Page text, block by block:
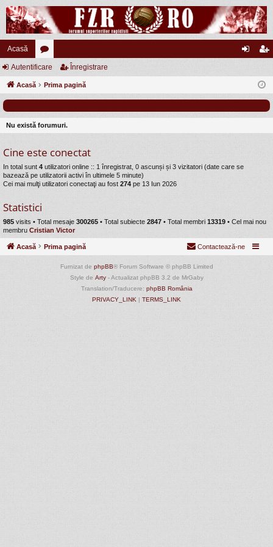
Acasă
or
u
uri
eg
Autentificare Înregistrare
Acasă Prima pagină
Nu există forumuri.
Cine este conectat
In total sunt 4 utilizatori online :: 1 înregistrat, 0 ascunși și 3 vizitatori (date care se
bazează pe utilizatorii activi în ultimele 5 minute)
Cei mai mulţi utilizatori conectaţi au fost 274 pe 13 Iun 2026
Statistici
985 visits • Total mesaje 300265 • Total subiecte 2847 • Total membri 13319 • Cel mai nou
membru Cristian Victor
Acasă Prima pagină Contactează-ne
Furnizat de phpBB® Forum Software © phpBB Limited
Style de Arty- Actualizat phpBB 3.2 de MrGaby
Translation/Traducere: phpBB România
PRIVACY_LINK | TERMS_LINK